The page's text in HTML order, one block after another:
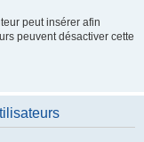
peut insérer afin
peuvent désactiver cette